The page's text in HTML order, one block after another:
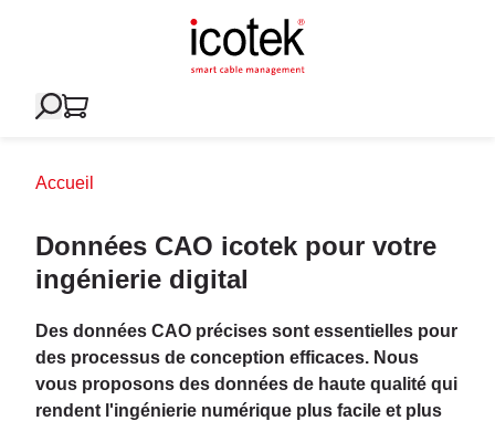
Accueil
Données CAO icotek pour votre
ingénierie digital
Des données CAO précises sont essentielles pour
des processus de conception efficaces. Nous
vous proposons des données de haute qualité qui
rendent l'ingénierie numérique plus facile et plus